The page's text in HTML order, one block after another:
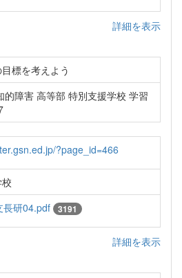
詳細を表示
標を考えよう
的障害 高等部 特別支援学校 学習
?page_id=466
長研04.pdf 3191
詳細を表示